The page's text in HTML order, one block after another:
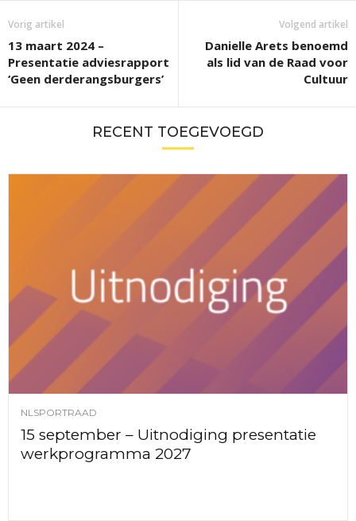
Vorig artikel
13 maart 2024 –
Presentatie adviesrapport
‘Geen derderangsburgers’
Volgend artikel
Danielle Arets benoemd
als lid van de Raad voor
Cultuur
RECENT TOEGEVOEGD
NLSPORTRAAD
15 september – Uitnodiging presentatie
werkprogramma 2027